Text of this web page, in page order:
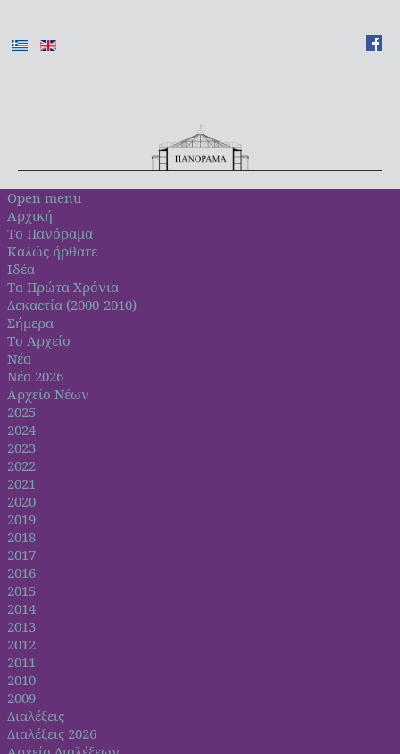
Open menu
Αρχική
Το Πανόραμα
Καλώς ήρθατε
Ιδέα
Τα Πρώτα Χρόνια
Δεκαετία (2000-2010)
Σήμερα
Το Αρχείο
Νέα
Νέα 2026
Αρχείο Νέων
2025
2024
2023
2022
2021
2020
2019
2018
2017
2016
2015
2014
2013
2012
2011
2010
2009
Διαλέξεις
Διαλέξεις 2026